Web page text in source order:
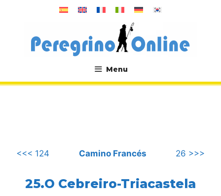
Menu
.
<<< 124 Camino Francés 26 >>>
25.O Cebreiro-Triacastela